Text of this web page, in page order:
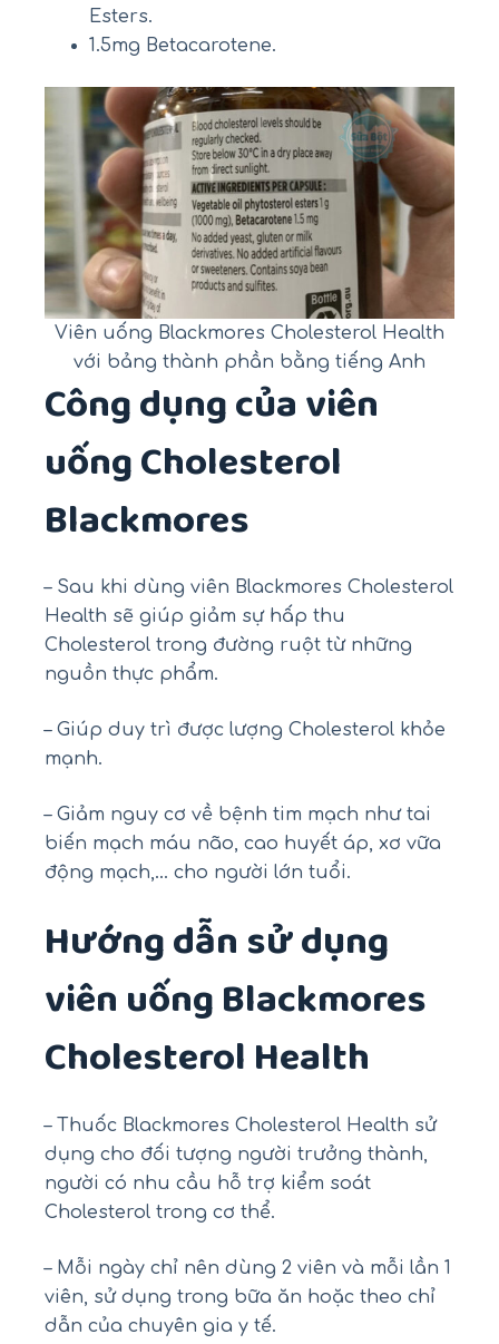
Esters.
1.5mg Betacarotene.
Viên uống Blackmores Cholesterol Health
với bảng thành phần bằng tiếng Anh
Công dụng của viên
uống Cholesterol
Blackmores
– Sau khi dùng viên Blackmores Cholesterol
Health sẽ giúp giảm sự hấp thu
Cholesterol trong đường ruột từ những
nguồn thực phẩm.
– Giúp duy trì được lượng Cholesterol khỏe
mạnh.
– Giảm nguy cơ về bệnh tim mạch như tai
biến mạch máu não, cao huyết áp, xơ vữa
động mạch,… cho người lớn tuổi.
Hướng dẫn sử dụng
viên uống Blackmores
Cholesterol Health
– Thuốc Blackmores Cholesterol Health sử
dụng cho đối tượng người trưởng thành,
người có nhu cầu hỗ trợ kiểm soát
Cholesterol trong cơ thể.
– Mỗi ngày chỉ nên dùng 2 viên và mỗi lần 1
viên, sử dụng trong bữa ăn hoặc theo chỉ
dẫn của chuyên gia y tế.